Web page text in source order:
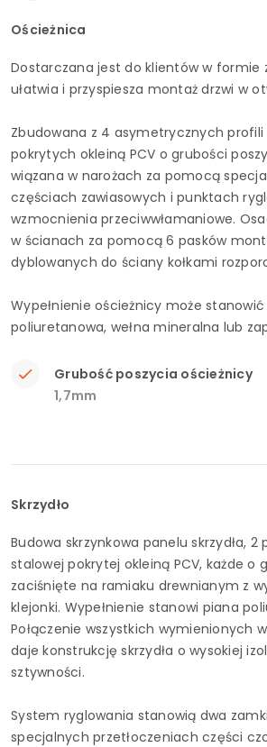
Ościeżnica
Dostarczana jest do klientów w formie
ułatwia i przyspiesza montaż drzwi w
Zbudowana z 4 asymetrycznych
pokrytych okleiną PCV o grubości
wiązana w narożach za pomocą
częściach zawiasowych i punktach
wzmocnienia przeciwwłamaniowe.
w ścianach za pomocą 6 pasków
dyblowanych do ściany kołkami
Wypełnienie ościeżnicy może
poliuretanowa, wełna mineralna lub
Grubość poszycia ościeżnicy
1,7mm
Skrzydło
Budowa skrzynkowa panelu skrzydła,
stalowej pokrytej okleiną PCV, każde o
zaciśnięte na ramiaku drewnianym z
klejonki. Wypełnienie stanowi piana
Połączenie wszystkich wymienionych
daje konstrukcję skrzydła o wysokiej
sztywności.
System ryglowania stanowią dwa
specjalnych przetłoczeniach części